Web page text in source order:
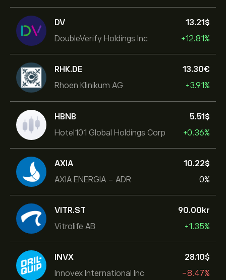
DV
DoubleVerify Holdings Inc
13.21‎$‎
+12.81%
RHK.DE
Rhoen Klinikum AG
13.30‎€‎
+3.91%
HBNB
Hotel101 Global Holdings Corp
5.51‎$‎
+0.36%
AXIA
AXIA ENERGIA - ADR
10.22‎$‎
0%
VITR.ST
Vitrolife AB
90.00‎kr‎
+1.35%
INVX
Innovex International Inc
28.10‎$‎
-8.47%